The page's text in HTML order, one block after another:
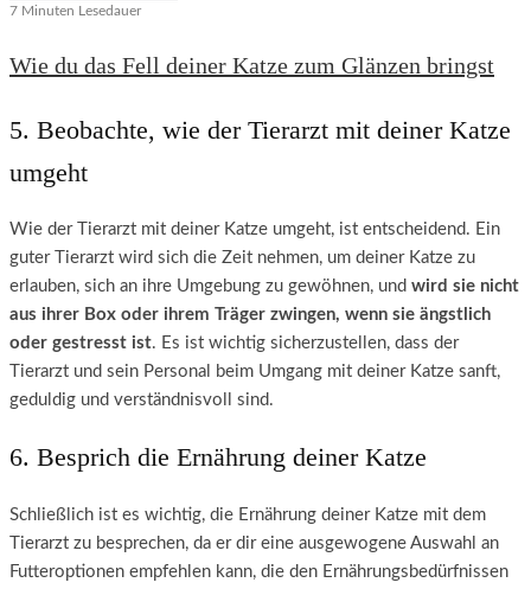
7 Minuten Lesedauer
Wie du das Fell deiner Katze zum Glänzen bringst
5. Beobachte, wie der Tierarzt mit deiner Katze
umgeht
Wie der Tierarzt mit deiner Katze umgeht, ist entscheidend. Ein
guter Tierarzt wird sich die Zeit nehmen, um deiner Katze zu
erlauben, sich an ihre Umgebung zu gewöhnen, und wird sie nicht
aus ihrer Box oder ihrem Träger zwingen, wenn sie ängstlich
oder gestresst ist. Es ist wichtig sicherzustellen, dass der
Tierarzt und sein Personal beim Umgang mit deiner Katze sanft,
geduldig und verständnisvoll sind.
6. Besprich die Ernährung deiner Katze
Schließlich ist es wichtig, die Ernährung deiner Katze mit dem
Tierarzt zu besprechen, da er dir eine ausgewogene Auswahl an
Futteroptionen empfehlen kann, die den Ernährungsbedürfnissen